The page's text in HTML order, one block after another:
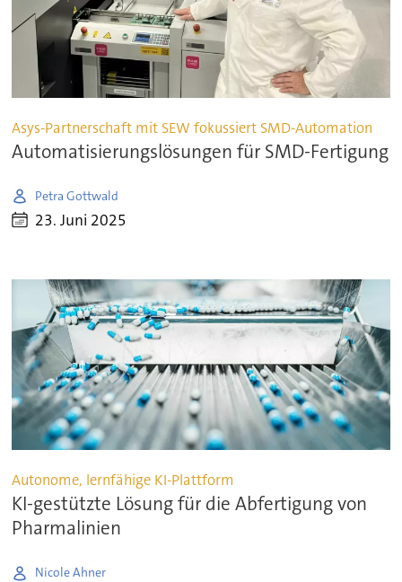
Asys-Partnerschaft mit SEW fokussiert SMD-Automation
Automatisierungslösungen für SMD-Fertigung
Petra Gottwald
23. Juni 2025
Autonome, lernfähige KI-Plattform
KI-gestützte Lösung für die Abfertigung von
Pharmalinien
Nicole Ahner